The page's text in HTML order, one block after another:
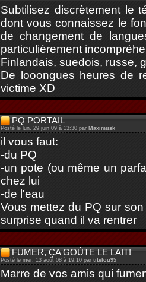
Subtilisez discrètement le
dont vous connaissez le
de changement de
particulièrement
Finlandais, suedois, russe,
De looongues heures de
victime XD
PQ PORTAIL
Posté le lun. 29 juin 09 à 13:30 par Maximusk
il vous faut:
-du PQ
-un pote (ou même un
chez lui
-de l'eau
Vous mettez du PQ sur
surprise quand il va rentrer
FUMER, ÇA GOÛTE LE LAIT!
Posté le mer. 13 août 08 à 19:10 par titelou95
Marre de vos amis qui